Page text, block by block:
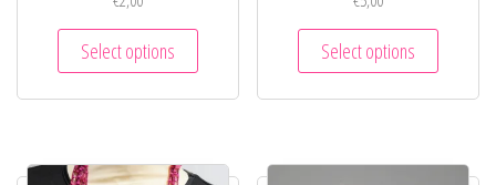
Select options Select options